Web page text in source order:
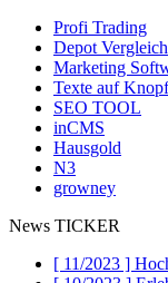
Profi Trading
Depot Vergleich
Marketing
Texte auf
SEO TOOL
inCMS
Hausgold
N3
growney
News TICKER
[ 11/2023 ]